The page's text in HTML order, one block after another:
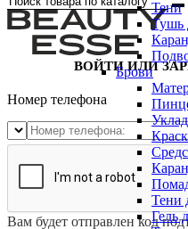
Тени
Тушь
Брови
Тени
Гель
ВОЙТИ ИЛИ
Номер телефона
Вам будет отправлен код